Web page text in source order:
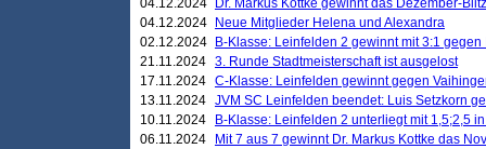
04.12.2024
Dr. Markus Kottke gewinnt das Dezember-
04.12.2024
Neue Mitglieder Helena und Alexandra
02.12.2024
B-Klasse: Leinfelden 2 gewinnt mit 3:1
21.11.2024 3. Runde Stadtmeisterschaft ist ausgelost
17.11.2024 C-Klasse: Leinfelden gewinnt gegen
13.11.2024 JVM SC Leinfelden beendet: Luis Setzkorn
10.11.2024
B-Klasse: Leinfelden 2 unterliegt mit 1,5;2,5
06.11.2024
Mit 7 aus 7 gewinnt Dr. Markus Kottke das